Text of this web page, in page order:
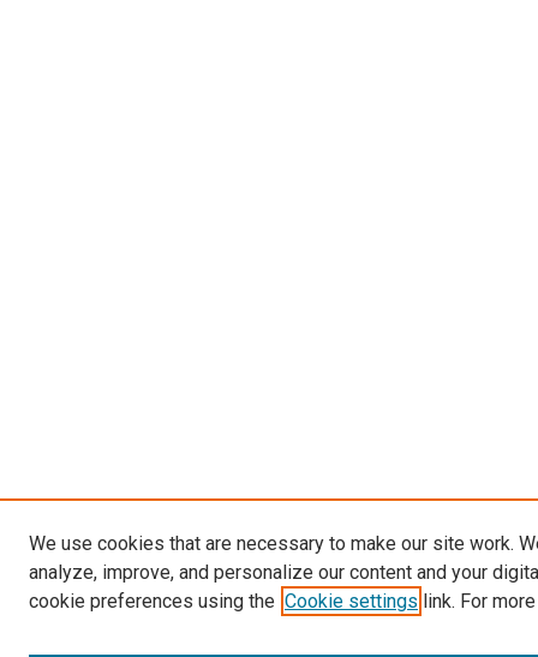
We use cookies that are necessary to make our site work.
analyze, improve, and personalize our content and your
cookie preferences using the Cookie settings link. For